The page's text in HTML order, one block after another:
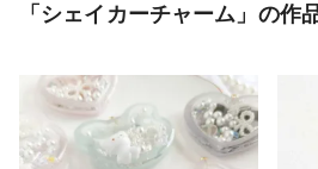
「シェイカーチャーム」の作